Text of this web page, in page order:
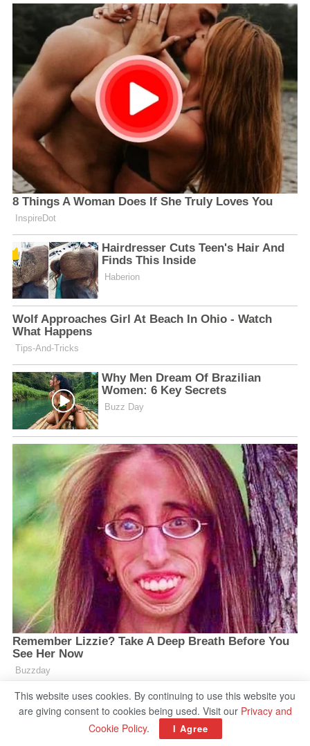
This website uses cookies. By continuing to use this website you
are giving consent to cookies being used. Visit our Privacy and
Cookie Policy. I Agree